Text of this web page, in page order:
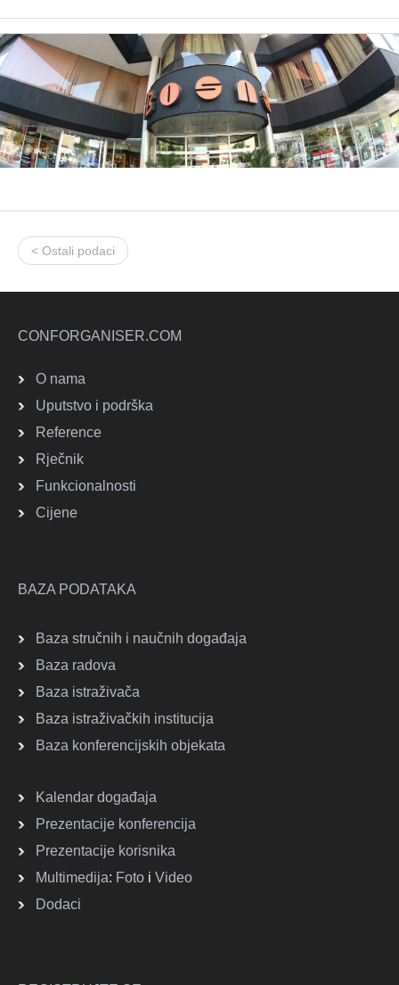
< Ostali podaci
CONFORGANISER.COM
O nama
Uputstvo i podrška
Reference
Rječnik
Funkcionalnosti
Cijene
BAZA PODATAKA
Baza stručnih i naučnih događaja
Baza radova
Baza istraživača
Baza istraživačkih institucija
Baza konferencijskih objekata
Kalendar događaja
Prezentacije konferencija
Prezentacije korisnika
Multimedija: Foto i Video
Dodaci